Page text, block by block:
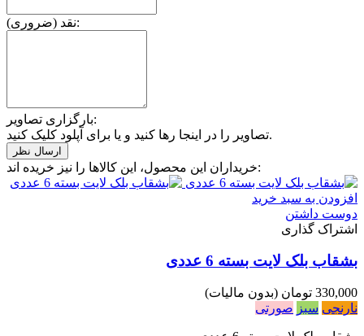
نقد (ضروری):
بارگزاری تصاویر:
تصاویر را در اینجا رها کنید و یا برای آپلود کلیک کنید.
خریداران این محصول، این کالاها را نیز خریده اند:
افزودن به سبد خرید
دوست داشتن
اشتراک گذاری
بشقاب بلک لایت بسته 6 عددی
330,000 تومان
(بدون مالیات)
نارنجی سبز صورتی